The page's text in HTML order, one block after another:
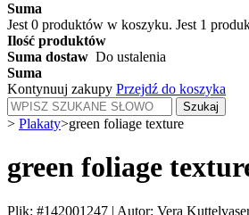
Suma
Jest 0 produktów w koszyku. Jest 1
Ilość produktów
Suma dostaw Do ustalenia
Suma
Kontynuuj zakupy Przejdź do koszyka
Szukaj
> Plakaty>green foliage texture
green foliage
Plik: #142001247 | Autor: Vera